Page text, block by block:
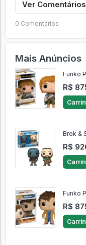
Ver Comentários
0 Comentários
Mais Anúncios
Funko
R$
Brok &
R$
Funko
R$